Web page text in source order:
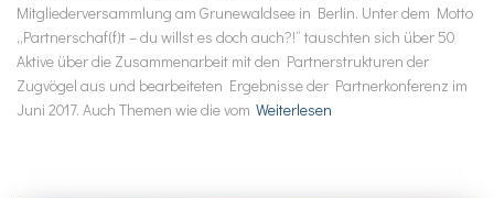
Mitgliederversammlung am Grunewaldsee in Berlin. Unter dem Motto
„Partnerschaf(f)t – du willst es doch auch?!“ tauschten sich über 50
Aktive über die Zusammenarbeit mit den Partnerstrukturen der
Zugvögel aus und bearbeiteten Ergebnisse der Partnerkonferenz im
Juni 2017. Auch Themen wie die vom Weiterlesen